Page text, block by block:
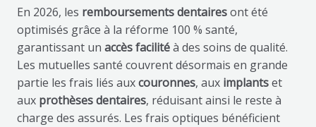
En 2026, les remboursements dentairesont été
optimisés grâce à la réforme 100 % santé,
garantissant un accès facilitéà des soins de qualité.
Les mutuelles santé couvrent désormais en grande
partie les frais liés auxcouronnes, aux implantset
aux prothèses dentaires, réduisant ainsi le reste à
charge des assurés. Les frais optiques bénéficient